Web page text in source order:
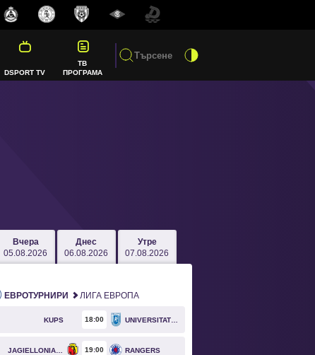
DSPORT TV
ТВ
ПРОГРАМА
Вчера
05.08.2026
Днес
06.08.2026
Утре
07.08.2026
ЕВРОТУРНИРИ ЛИГА ЕВРОПА
KUPS 18 00
19 00 RANGERS